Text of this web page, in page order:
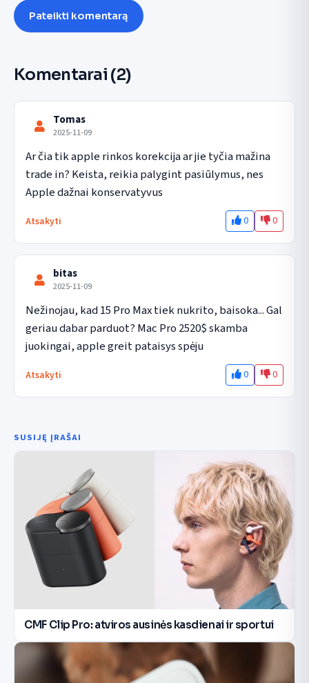
Pateikti komentarą
Komentarai (2)
Tomas
2025-11-09
Ar čia tik apple rinkos korekcija ar jie tyčia mažina
trade in? Keista, reikia palygint pasiūlymus, nes
Apple dažnai konservatyvus
Atsakyti 0 0
bitas
2025-11-09
Nežinojau, kad 15 Pro Max tiek nukrito, baisoka... Gal
geriau dabar parduot? Mac Pro 2520$ skamba
juokingai, apple greit pataisys spėju
Atsakyti 0 0
SUSIJĘ ĮRAŠAI
CMF Clip Pro: atviros ausinės kasdienai ir sportui